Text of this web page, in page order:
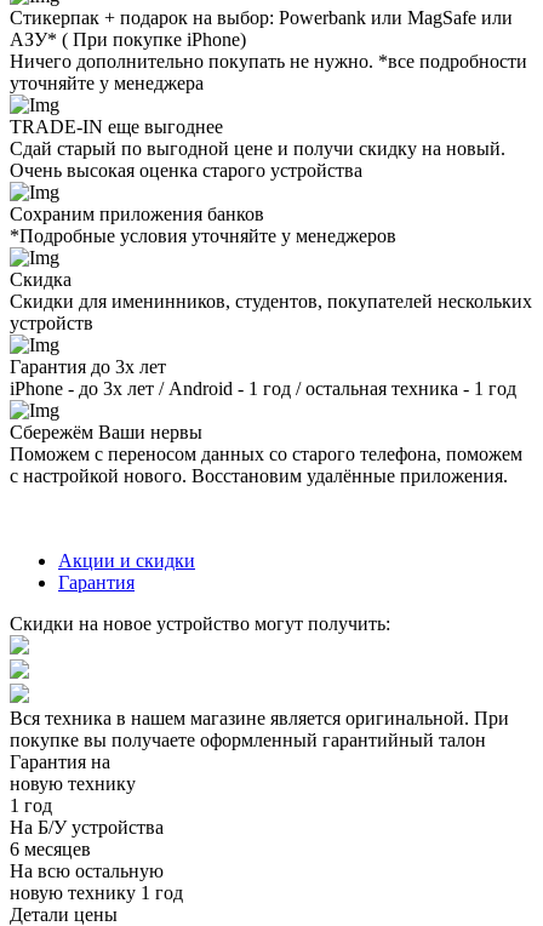
Стикерпак + подарок на выбор: Powerbank или MagSafe или
AЗУ* ( При покупке iPhone)
Ничего дополнительно покупать не нужно. *все подробности
уточняйте у менеджера
TRADE-IN еще выгоднее
Сдай старый по выгодной цене и получи скидку на новый.
Очень высокая оценка старого устройства
Сохраним приложения банков
*Подробные условия уточняйте у менеджеров
Скидка
Скидки для именинников, студентов, покупателей нескольких
устройств
Гарантия до 3х лет
iPhone - до 3х лет / Android - 1 год / остальная техника - 1 год
Сбережём Ваши нервы
Поможем с переносом данных со старого телефона, поможем
с настройкой нового. Восстановим удалённые приложения.
Акции и скидки
Гарантия
Скидки на новое устройство могут получить:
Вся техника в нашем магазине является оригинальной. При
покупке вы получаете оформленный гарантийный талон
Гарантия на
новую технику
1 год
На Б/У устройства
6 месяцев
На всю остальную
новую технику 1 год
Детали цены